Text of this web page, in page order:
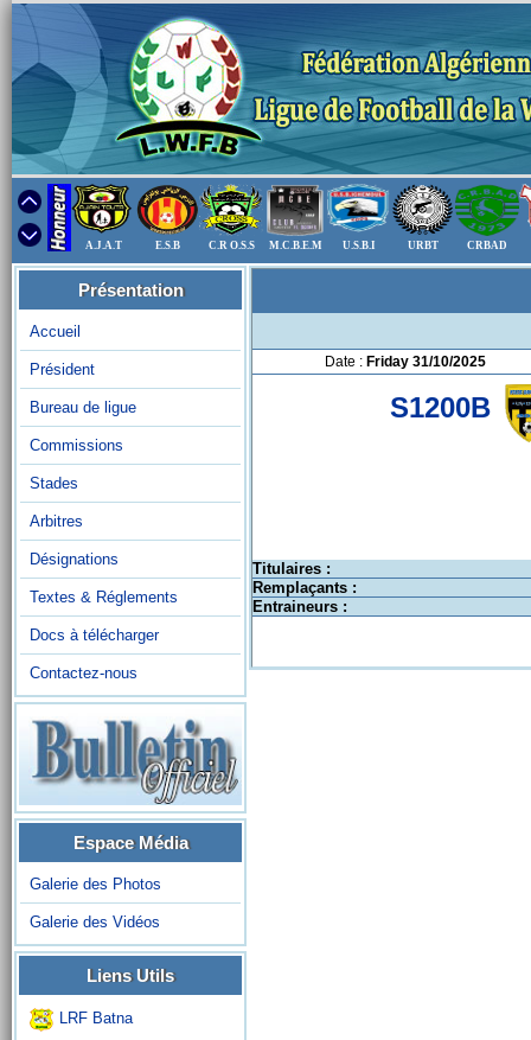
A.J.A.T E.S.B C.R O.S.S M.C.B.E.M U.S.B.I URBT CRBAD
Présentation
Accueil
Président
Bureau de ligue
Commissions
Stades
Arbitres
Désignations
Textes & Réglements
Docs à télécharger
Contactez-nous
Espace Média
Galerie des Photos
Galerie des Vidéos
Liens Utils
LRF Batna
Date : Friday 31/10/2025
S1200B
Titulaires :
Remplaçants :
Entraineurs :